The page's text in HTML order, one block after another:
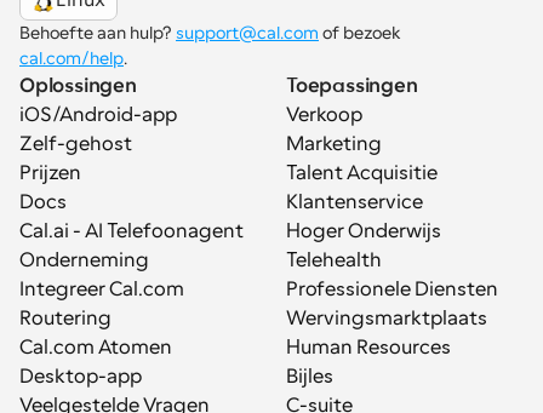
Behoefte aan hulp? support@cal.com
cal.com/help.
Oplossingen
iOS/Android-app
Zelf-gehost
Prijzen
Docs
Cal.ai - AI Telefoonagent
Onderneming
Integreer Cal.com
Routering
Cal.com Atomen
Desktop-app
Veelgestelde Vragen
Toepassingen
Verkoop
Marketing
Talent Acquisitie
Klantenservice
Hoger Onderwijs
Telehealth
Professionele Diensten
Wervingsmarktplaats
Human Resources
Bijles
C-suite